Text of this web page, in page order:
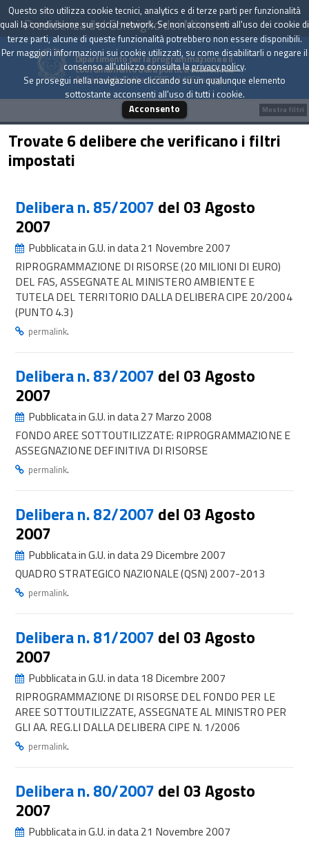
Presidenza del Consiglio dei Ministri
Dipartimento per la programmazione e il
coordinamento della politica economica
Archivio delle Delibere CIPE dal 1967 a oggi
Trovate 6 delibere che verificano i filtri
impostati
Delibera n. 85/2007 del 03 Agosto
2007
Pubblicata in G.U. in data 21 Novembre 2007
RIPROGRAMMAZIONE DI RISORSE (20 MILIONI DI EURO)
DEL FAS, ASSEGNATE AL MINISTERO AMBIENTE E
TUTELA DEL TERRITORIO DALLA DELIBERA CIPE 20/2004
(PUNTO 4.3)
permalink.
Delibera n. 83/2007 del 03 Agosto
2007
Pubblicata in G.U. in data 27 Marzo 2008
FONDO AREE SOTTOUTILIZZATE: RIPROGRAMMAZIONE E
ASSEGNAZIONE DEFINITIVA DI RISORSE
permalink.
Delibera n. 82/2007 del 03 Agosto
2007
Pubblicata in G.U. in data 29 Dicembre 2007
QUADRO STRATEGICO NAZIONALE (QSN) 2007-2013
permalink.
Delibera n. 81/2007 del 03 Agosto
2007
Pubblicata in G.U. in data 18 Dicembre 2007
RIPROGRAMMAZIONE DI RISORSE DEL FONDO PER LE
AREE SOTTOUTILIZZATE, ASSEGNATE AL MINISTRO PER
GLI AA. REG.LI DALLA DELIBERA CIPE N. 1/2006
permalink.
Delibera n. 80/2007 del 03 Agosto
2007
Pubblicata in G.U. in data 21 Novembre 2007
Mostra filtri
Questo sito utilizza cookie tecnici, analytics e di terze parti per funzionalità
quali la condivisione sui social network. Se non acconsenti all'uso dei cookie di
terze parti, alcune di queste funzionalità potrebbero non essere disponibili.
Per maggiori informazioni sui cookie utilizzati, su come disabilitarli o negare il
consenso all'utilizzo consulta laprivacy policy.
Se prosegui nella navigazione cliccando su un qualunque elemento
sottostante acconsenti all'uso di tutti i cookie.
Acconsento